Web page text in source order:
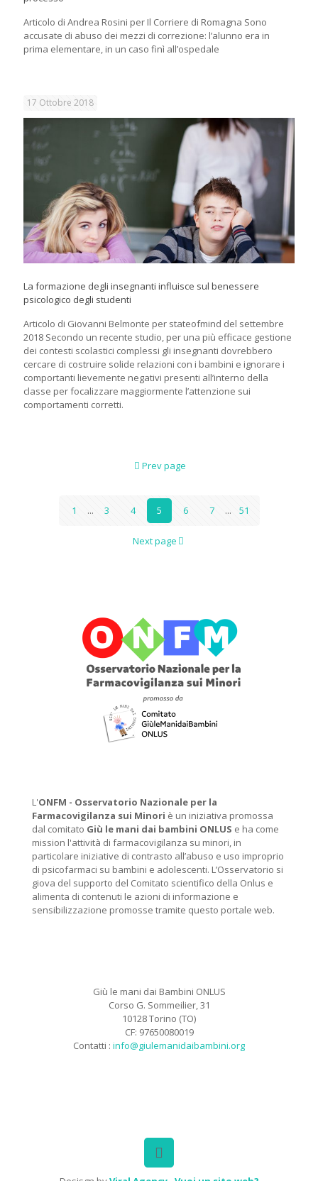
Articolo di Andrea Rosini per Il Corriere di Romagna Sono
accusate di abuso dei mezzi di correzione: l’alunno era in
prima elementare, in un caso finì all’ospedale
17 Ottobre 2018
La formazione degli insegnanti influisce sul benessere
psicologico degli studenti
Articolo di Giovanni Belmonte per stateofmind del settembre
2018 Secondo un recente studio, per una più efficace gestione
dei contesti scolastici complessi gli insegnanti dovrebbero
cercare di costruire solide relazioni con i bambini e ignorare i
comportanti lievemente negativi presenti all’interno della
classe per focalizzare maggiormente l’attenzione sui
comportamenti corretti.
Prev page
1 ... 3 4 5 6 7 ... 51
Next page
L'ONFM - Osservatorio Nazionale per la
Farmacovigilanza sui Minori è un iniziativa promossa
dal comitato Giù le mani dai bambini ONLUS e ha come
mission l'attività di farmacovigilanza su minori, in
particolare iniziative di contrasto all’abuso e uso improprio
di psicofarmaci su bambini e adolescenti. L’Osservatorio si
giova del supporto del Comitato scientifico della Onlus e
alimenta di contenuti le azioni di informazione e
sensibilizzazione promosse tramite questo portale web.
Giù le mani dai Bambini ONLUS
Corso G. Sommeilier, 31
10128 Torino (TO)
CF: 97650080019
Contatti : info@giulemanidaibambini.org